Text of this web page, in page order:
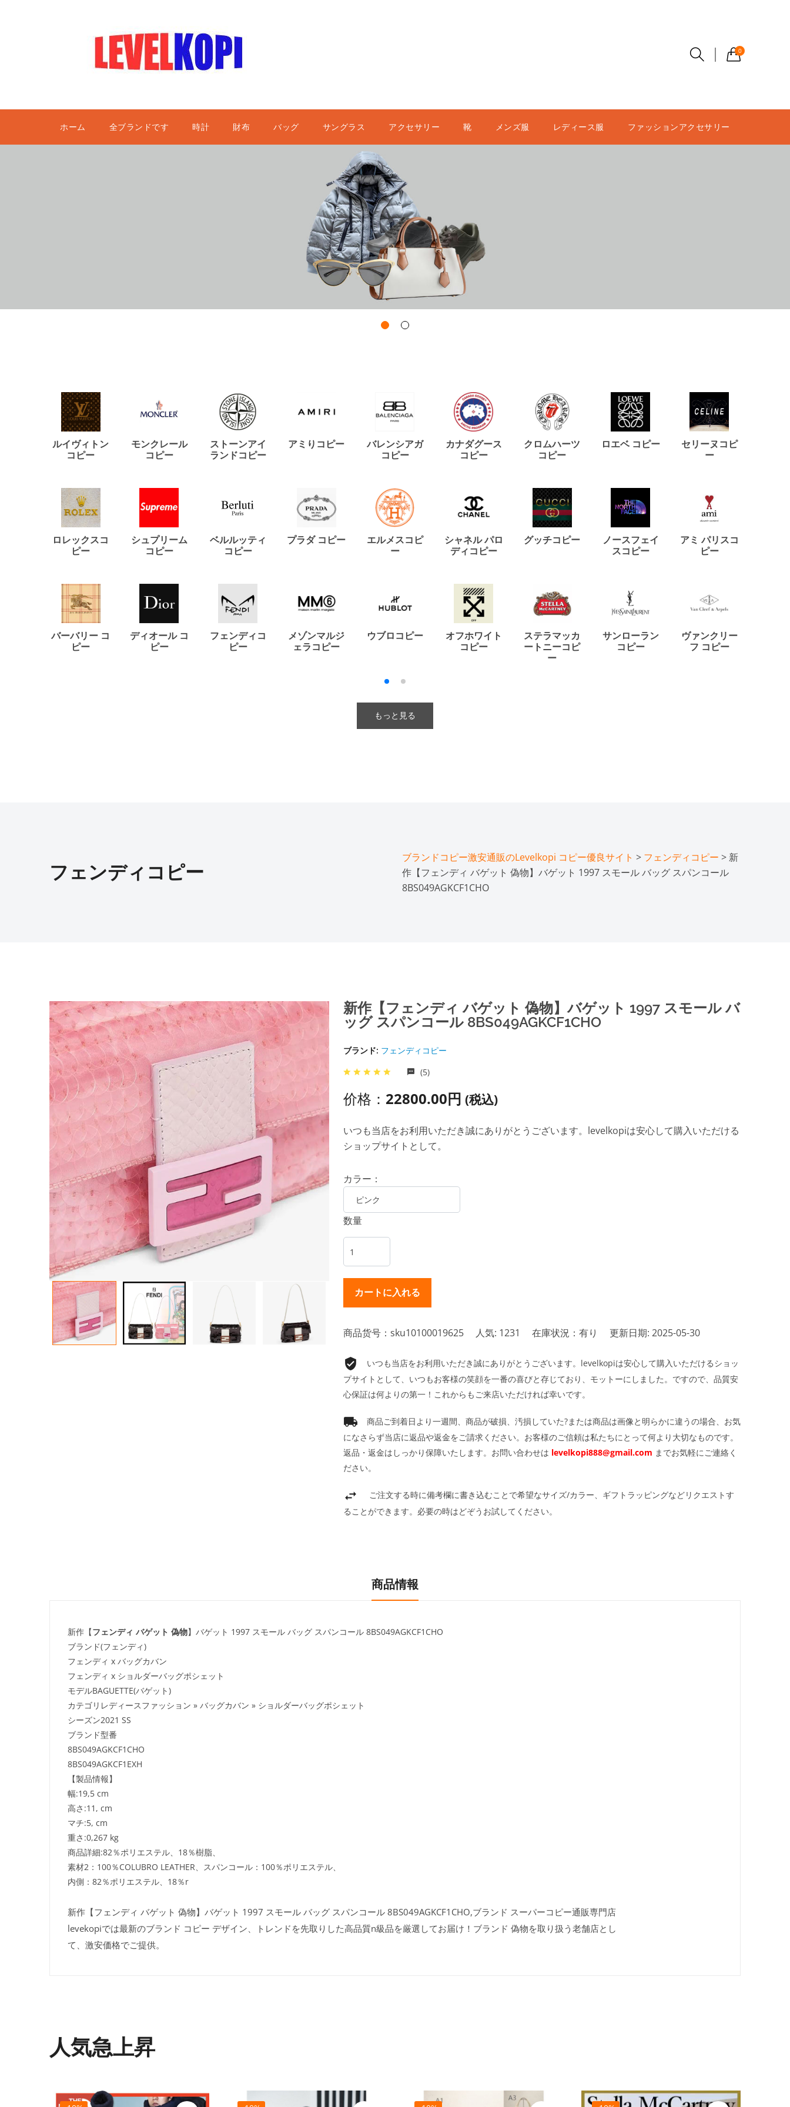
0
ホーム 全ブランドです 時計 財布 バッグ サングラス アクセサリー 靴 メンズ服 レディース服 ファッションアクセサリー
ルイヴィトン
コピー
モンクレール
コピー
ストーンアイ
ランドコピー
アミりコピー
バレンシアガ
コピー
カナダグース
コピー
クロムハーツ
コピー
ロエベ コピー
セリーヌコピ
ー
ロレックスコ
ピー
シュプリーム
コピー
ベルルッティ
コピー
プラダ コピー
エルメスコピ
ー
シャネル パロ
ディコピー
グッチコピー
ノースフェイ
スコピー
アミ パリスコ
ピー
バーバリー コ
ピー
ディオール コ
ピー
フェンディコ
ピー
メゾンマルジ
ェラコピー
ウブロコピー
オフホワイト
コピー
ステラマッカ
ートニーコピ
ー
サンローラン
コピー
ヴァンクリー
フ コピー
もっと見る
フェンディコピー
ブランドコピー激安通販のLevelkopi コピー優良サイト > フェンディコピー > 新
作【フェンディ バゲット 偽物】バゲット 1997 スモール バッグ スパンコール
8BS049AGKCF1CHO
新作【フェンディ バゲット 偽物】バゲット 1997 スモール バ
ッグ スパンコール 8BS049AGKCF1CHO
ブランド: フェンディコピー
(5)
价格： 22800.00円 (税込)
いつも当店をお利用いただき誠にありがとうございます。levelkopiは安心して購入いただける
ショップサイトとして。
カラー：
数量
商品货号：sku10100019625 人気: 1231 在庫状況：有り 更新日期: 2025-05-30
いつも当店をお利用いただき誠にありがとうございます。levelkopiは安心して購入いただけるショッ
プサイトとして、いつもお客様の笑顔を一番の喜びと存じており、モットーにしました。ですので、品質安
心保証は何よりの第一！これからもご来店いただければ幸いです。
商品ご到着日より一週間、商品が破損、汚損していた?または商品は画像と明らかに違うの場合、お気
になさらず当店に返品や返金をご請求ください。お客様のご信頼は私たちにとって何より大切なものです。
返品・返金はしっかり保障いたします。お問い合わせは levelkopi888@gmail.com までお気軽にご連絡く
ださい。
ご注文する時に備考欄に書き込むことで希望なサイズ/カラー、ギフトラッピングなどリクエストす
ることができます。必要の時はどぞうお試してください。
商品情報
新作【フェンディ バゲット 偽物】バゲット 1997 スモール バッグ スパンコール 8BS049AGKCF1CHO
ブランド(フェンディ)
フェンディ x バッグカバン
フェンディ x ショルダーバッグポシェット
モデルBAGUETTE(バゲット)
カテゴリレディースファッション » バッグカバン » ショルダーバッグポシェット
シーズン2021 SS
ブランド型番
8BS049AGKCF1CHO
8BS049AGKCF1EXH
【製品情報】
幅:19,5 cm
高さ:11, cm
マチ:5, cm
重さ:0,267 kg
商品詳細:82％ポリエステル、18％樹脂、
素材2：100％COLUBRO LEATHER、スパンコール：100％ポリエステル、
内側：82％ポリエステル、18％r
新作【フェンディ バゲット 偽物】バゲット 1997 スモール バッグ スパンコール 8BS049AGKCF1CHO,ブランド スーパーコピー通販専門店
levekopiでは最新のブランド コピー デザイン、トレンドを先取りした高品質n級品を厳選してお届け！ブランド 偽物を取り扱う老舗店とし
て、激安価格でご提供。
人気急上昇